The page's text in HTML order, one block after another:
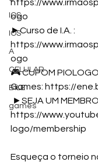
IOS
IOS
A
CELULAR
BILE
games
https://
ogo
►Curso de I.A. :
https://
ogo
🎮 CUPOM
Games: https://
►SEJA UM
https://
logo/membership
Esqueça o torneio